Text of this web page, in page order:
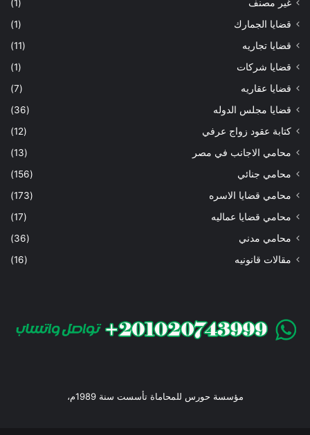
غير مصنف
(1)
قضايا الجمارك
(1)
قضايا تجاريه
(11)
قضايا شركات
(1)
قضايا عقاريه
(7)
قضايا مجلس الدوله
(36)
كتابة عقود زواج عرفي
(12)
محامي الاجانب في مصر
(13)
محامي جنائي
(156)
محامي قضايا الاسره
(173)
محامي قضايا عماليه
(17)
محامي مدني
(36)
مقالات قانونيه
(16)
مؤسسة حورس للمحاماة تأسست سنة 1989م،